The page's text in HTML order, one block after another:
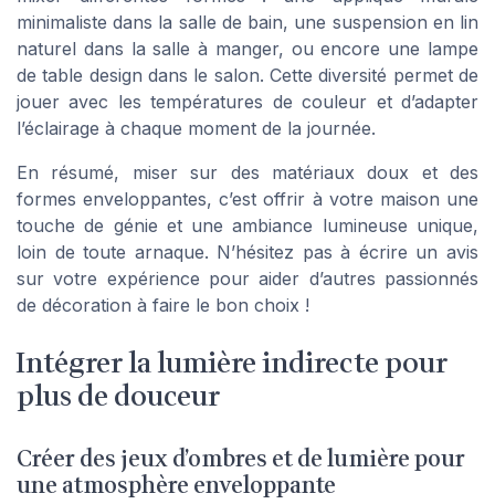
minimaliste dans la salle de bain, une suspension en lin
naturel dans la salle à manger, ou encore une lampe
de table design dans le salon. Cette diversité permet de
jouer avec les températures de couleur et d’adapter
l’éclairage à chaque moment de la journée.
En résumé, miser sur des matériaux doux et des
formes enveloppantes, c’est offrir à votre maison une
touche de génie et une ambiance lumineuse unique,
loin de toute arnaque. N’hésitez pas à écrire un avis
sur votre expérience pour aider d’autres passionnés
de décoration à faire le bon choix !
Intégrer la lumière indirecte pour
plus de douceur
Créer des jeux d’ombres et de lumière pour
une atmosphère enveloppante